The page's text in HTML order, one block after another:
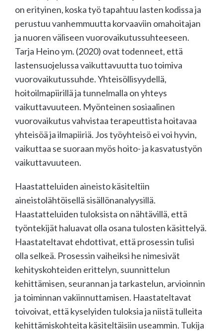
on erityinen, koska työ tapahtuu lasten kodissa ja
perustuu vanhemmuutta korvaaviin omahoitajan
ja nuoren väliseen vuorovaikutussuhteeseen.
Tarja Heino ym. (2020) ovat todenneet, että
lastensuojelussa vaikuttavuutta tuo toimiva
vuorovaikutussuhde. Yhteisöllisyydellä,
hoitoilmapiirillä ja tunnelmalla on yhteys
vaikuttavuuteen. Myönteinen sosiaalinen
vuorovaikutus vahvistaa terapeuttista hoitavaa
yhteisöä ja ilmapiiriä. Jos työyhteisö ei voi hyvin,
vaikuttaa se suoraan myös hoito- ja kasvatustyön
vaikuttavuuteen.
Haastatteluiden aineisto käsiteltiin
aineistolähtöisellä sisällönanalyysillä.
Haastatteluiden tuloksista on nähtävillä, että
työntekijät haluavat olla osana tulosten käsittelyä.
Haastateltavat ehdottivat, että prosessin tulisi
olla selkeä. Prosessin vaiheiksi he nimesivät
kehityskohteiden erittelyn, suunnittelun
kehittämisen, seurannan ja tarkastelun, arvioinnin
ja toiminnan vakiinnuttamisen. Haastateltavat
toivoivat, että kyselyiden tuloksia ja niistä tulleita
kehittämiskohteita käsiteltäisiin useammin. Tukija